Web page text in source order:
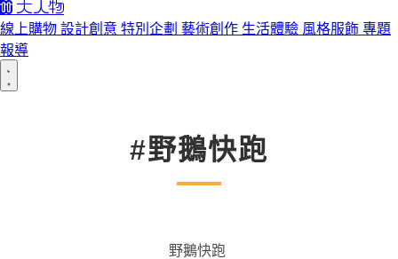
線上購物 設計創意 特別企劃 藝術創作 生活體驗 風格服飾 專題
報導
#野鵝快跑
野鵝快跑